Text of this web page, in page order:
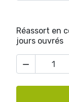
Réassort en
jours ouvrés
